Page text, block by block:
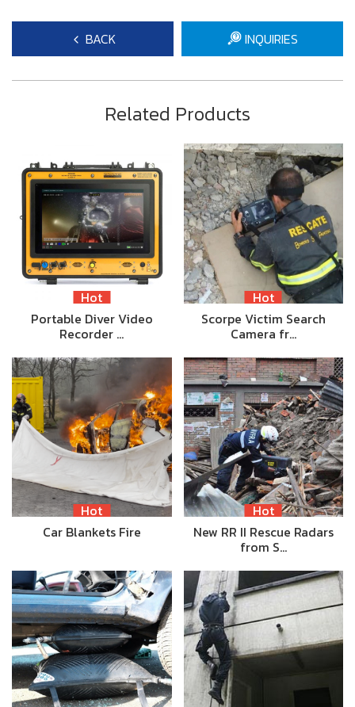
BACK INQUIRIES
Related Products
Hot
Portable Diver Video
Recorder …
Hot
Scorpe Victim Search
Camera fr…
Hot
Car Blankets Fire
Hot
New RR II Rescue Radars
from S…